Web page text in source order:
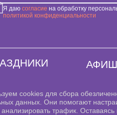
Я даю согласие на обработку
политикой конфиденциальности
cookies для сбора
данных. Они помогают
трафик. Оставаясь